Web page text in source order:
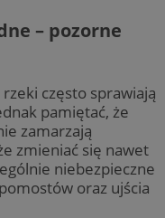
– pozorne
często sprawiają
pamiętać, że
zamarzają
zmieniać się nawet
niebezpieczne
oraz ujścia